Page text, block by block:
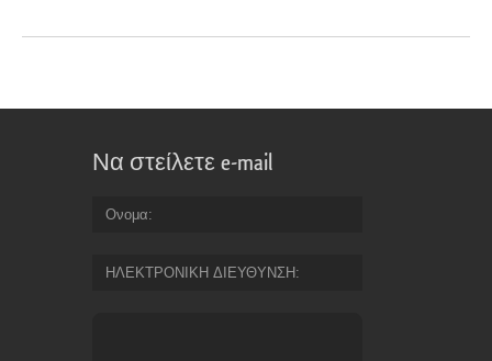
Να στείλετε e-mail
Ονομα
ΗΛΕΚΤΡΟΝΙΚΗ ΔΙΕΥΘΥΝΣΗ